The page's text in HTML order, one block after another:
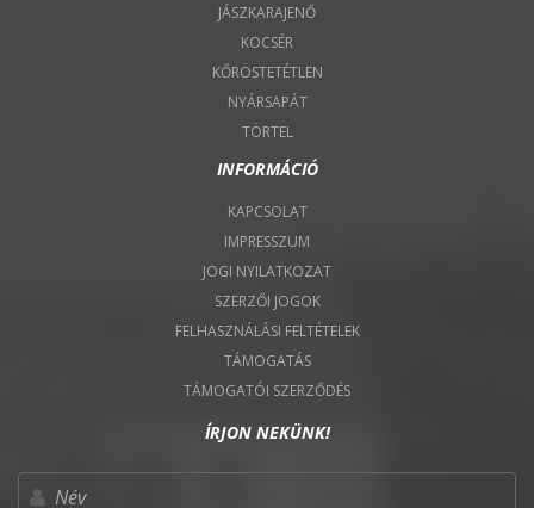
JÁSZKARAJENŐ
KOCSÉR
KŐRÖSTETÉTLEN
NYÁRSAPÁT
TÖRTEL
INFORMÁCIÓ
KAPCSOLAT
IMPRESSZUM
JOGI NYILATKOZAT
SZERZŐI JOGOK
FELHASZNÁLÁSI FELTÉTELEK
TÁMOGATÁS
TÁMOGATÓI SZERZŐDÉS
ÍRJON NEKÜNK!